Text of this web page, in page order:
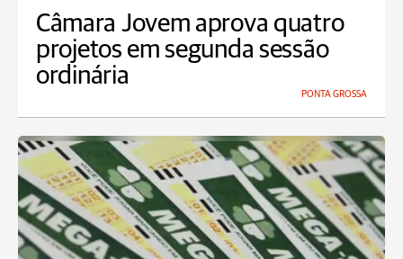
Câmara Jovem aprova quatro
projetos em segunda sessão
ordinária
PONTA GROSSA